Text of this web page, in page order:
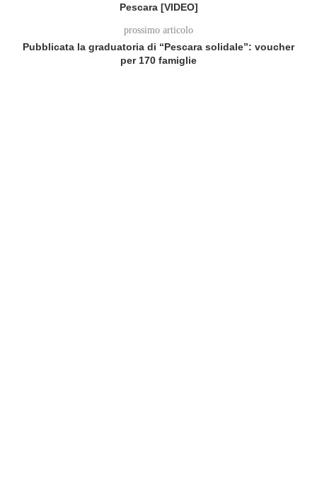
Pescara [VIDEO]
prossimo articolo
Pubblicata la graduatoria di “Pescara solidale”: voucher
per 170 famiglie